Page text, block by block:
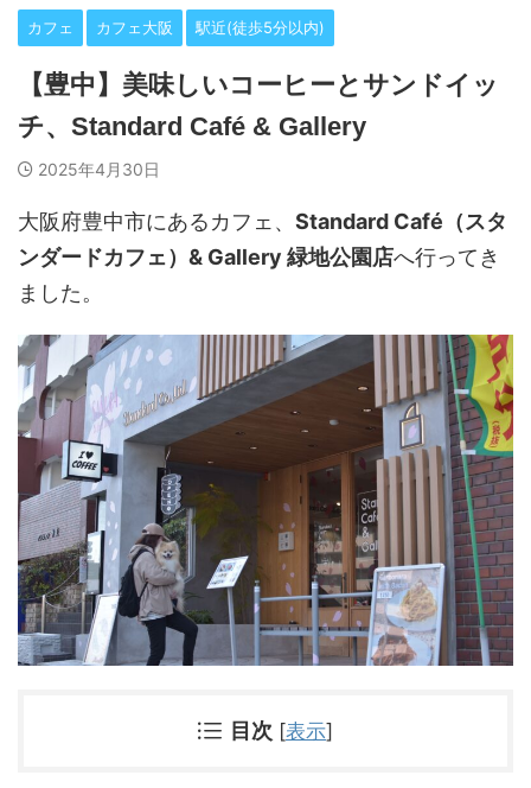
カフェ カフェ大阪 駅近(徒歩5分以内)
【豊中】美味しいコーヒーとサンドイッ
チ、Standard Café & Gallery
2025年4月30日
大阪府豊中市にあるカフェ、 Standard Café（スタ
ンダードカフェ）& Gallery 緑地公園店へ行ってき
ました。
目次 [表示]